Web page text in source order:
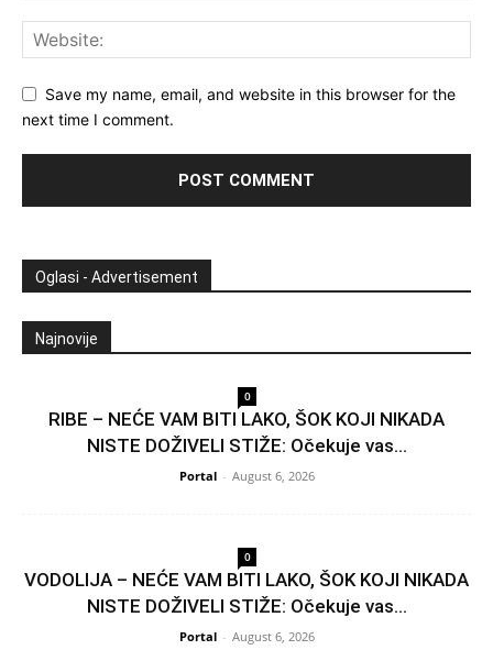
Save my name, email, and website in this browser for the
next time I comment.
Oglasi - Advertisement
Najnovije
0
RIBE – NEĆE VAM BITI LAKO, ŠOK KOJI NIKADA
NISTE DOŽIVELI STIŽE: Očekuje vas...
Portal - August 6, 2026
0
VODOLIJA – NEĆE VAM BITI LAKO, ŠOK KOJI NIKADA
NISTE DOŽIVELI STIŽE: Očekuje vas...
Portal - August 6, 2026